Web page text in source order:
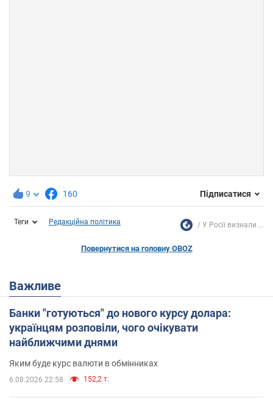
9 160 Підписатися
Теги Редакційна політика У Росії визнали ...
Повернутися на головну OBOZ
Важливе
Банки "готуються" до нового курсу долара:
українцям розповіли, чого очікувати
найближчими днями
Яким буде курс валюти в обмінниках
6.08.2026 22:58 152,2 т.